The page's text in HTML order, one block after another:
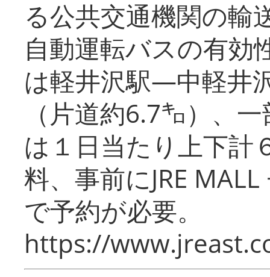
る公共交通機関の輸
自動運転バスの有効
は軽井沢駅―中軽井
（片道約6.7㌔）、
は１日当たり上下計
料、事前にJRE
で予約が必要。
https://